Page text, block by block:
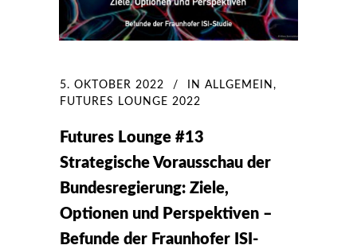
5. OKTOBER 2022 IN ALLGEMEIN ,
FUTURES LOUNGE 2022
Futures Lounge #13
Strategische Vorausschau der
Bundesregierung: Ziele,
Optionen und Perspektiven –
Befunde der Fraunhofer ISI-